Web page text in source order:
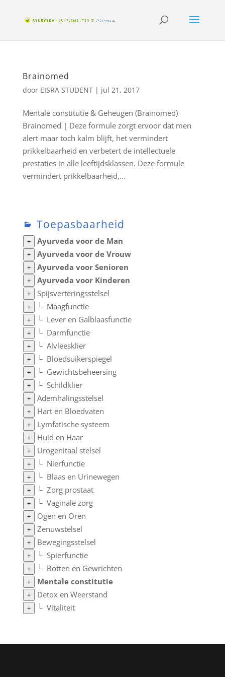
Brainomed
door EISRA STUDENT| jul 21, 2017
Mentale constitutie & Geheugen (Brainomed)
Brainomed | Deze formule zorgt ervoor dat men
alert maar toch kalm blijft, het vermindert
prikkelbaarheid en verbetert de intellectuele
prestaties in alle leeftijdsklassen. Deze formule
vermindert prikkelbaarheid,...
Toepasbaarheid
+ Ayurveda voor de Man
+ Ayurveda voor de Vrouw
+ Ayurveda voor Senioren
+ Ayurveda voor Kinderen
+ Spijsverteringsstelsel
+ └ Maagfunctie
+ └ Lever en Galblaasfunctie
+ └ Darmfunctie
+ └ Alvleesklier
+ └ Bloedsuikerspiegel
+ └ Gewichtsbeheersing
+ └ Schildklier
+ Ademhalingsstelsel
+ Hart en Bloedvaten
+ Lymfatische systeem
+ Huid en Haar
+ Urogenitaal stelsel
+ └ Nierfunctie
+ └ Blaas en Urinewegen
+ └ Zorg prostaat
+ └ Vaginale zorg
+ Ogen en Oren
+ Zenuwstelsel
+ Bewegingsstelsel
+ └ Spierfunctie
+ └ Botten en Gewrichten
+ Mentale constitutie
+ Detox en Weerstand
+ └ Vitaliteit